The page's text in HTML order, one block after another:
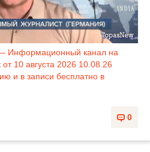
Информационный канал на
10 августа 2026 10.08.26
и в записи бесплатно в
0